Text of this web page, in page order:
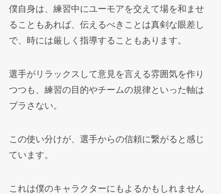
僕自身は、練習中にユーモアを交えて場を和ませ
ることもあれば、伝えるべきことは真剣な眼差し
で、時には厳しく指導することもあります。
選手がリラックスして意見を言える雰囲気を作り
つつも、練習の目的やチームの規律といった軸は
ブラさない。
この使い分けが、選手からの信頼に繋がると感じ
ています。
これは僕のキャラクターにもよるかもしれません